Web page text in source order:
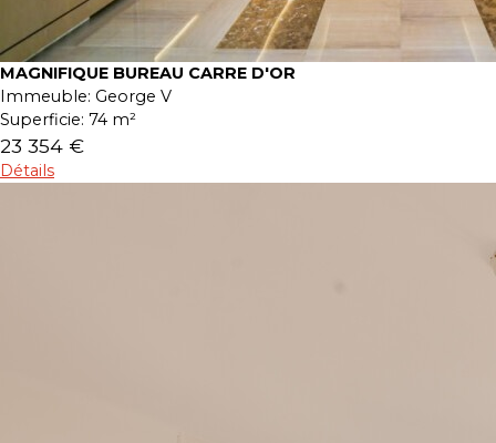
MAGNIFIQUE BUREAU CARRE D'OR
Immeuble: George V
Superficie: 74 m²
23 354 €
Détails